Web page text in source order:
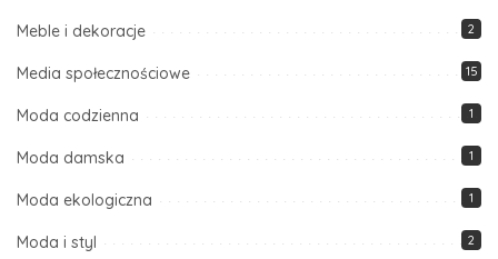
Meble i dekoracje 2
Media społecznościowe 15
Moda codzienna 1
Moda damska 1
Moda ekologiczna 1
Moda i styl 2